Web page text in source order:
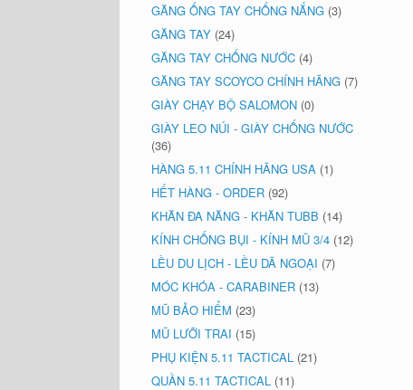
GĂNG ỐNG TAY CHỐNG NẮNG (3)
GĂNG TAY (24)
GĂNG TAY CHỐNG NƯỚC (4)
GĂNG TAY SCOYCO CHÍNH HÃNG (7)
GIÀY CHẠY BỘ SALOMON (0)
GIÀY LEO NÚI - GIÀY CHỐNG NƯỚC
(36)
HÀNG 5.11 CHÍNH HÃNG USA (1)
HẾT HÀNG - ORDER (92)
KHĂN ĐA NĂNG - KHĂN TUBB (14)
KÍNH CHỐNG BỤI - KÍNH MŨ 3/4 (12)
LỀU DU LỊCH - LỀU DÃ NGOẠI (7)
MÓC KHÓA - CARABINER (13)
MŨ BẢO HIỂM (23)
MŨ LƯỠI TRAI (15)
PHỤ KIỆN 5.11 TACTICAL (21)
QUẦN 5.11 TACTICAL (11)